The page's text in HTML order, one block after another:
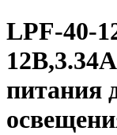
LPF-40-
питания